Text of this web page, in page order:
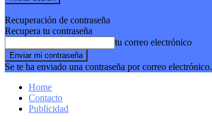
Recuperación de contraseña
Recupera tu contraseña
tu correo electrónico
Se te ha enviado una contraseña por correo electrónico.
Home
Contacto
Publicidad